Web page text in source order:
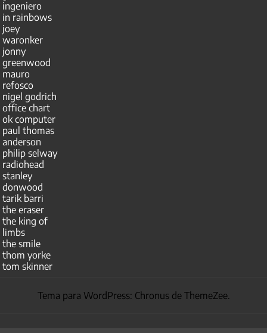
ingeniero
in rainbows
joey
waronker
jonny
greenwood
mauro
refosco
nigel godrich
office chart
ok computer
paul thomas
anderson
philip selway
radiohead
stanley
donwood
tarik barri
the eraser
the king of
limbs
the smile
thom yorke
tom skinner
Tema para WordPress: Chronus de ThemeZee.